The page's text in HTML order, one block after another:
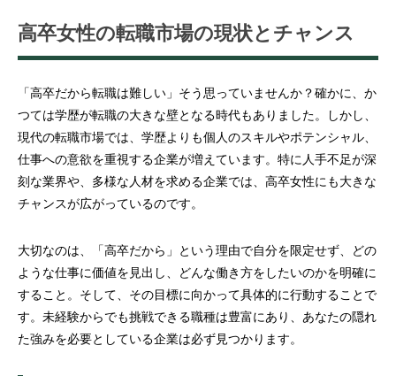
高卒女性の転職市場の現状とチャンス
「高卒だから転職は難しい」そう思っていませんか？確かに、か
つては学歴が転職の大きな壁となる時代もありました。しかし、
現代の転職市場では、学歴よりも個人のスキルやポテンシャル、
仕事への意欲を重視する企業が増えています。特に人手不足が深
刻な業界や、多様な人材を求める企業では、高卒女性にも大きな
チャンスが広がっているのです。
大切なのは、「高卒だから」という理由で自分を限定せず、どの
ような仕事に価値を見出し、どんな働き方をしたいのかを明確に
すること。そして、その目標に向かって具体的に行動することで
す。未経験からでも挑戦できる職種は豊富にあり、あなたの隠れ
た強みを必要としている企業は必ず見つかります。